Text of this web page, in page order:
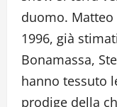
duomo.
1996, già
Bonamassa,
hanno tessuto
prodige della